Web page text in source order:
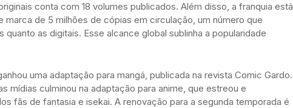
conta com 18 volumes publicados. Além disso, a franquia está
marca de 5 milhões de cópias em circulação, um número que
as digitais. Esse alcance global sublinha a popularidade
uma adaptação para mangá, publicada na revista Comic Gardo.
mídias culminou na adaptação para anime, que estreou e
fãs de fantasia e isekai. A renovação para a segunda temporada é